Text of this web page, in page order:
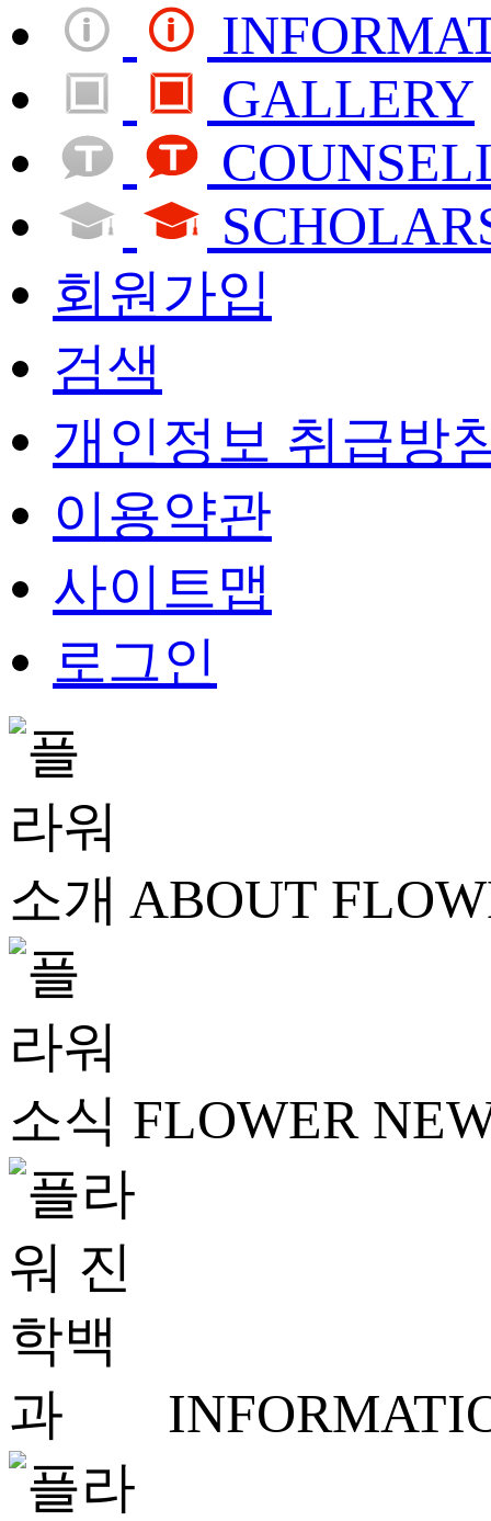
GALLERY
회원가입
검색
개인정보 취급방
이용약관
사이트맵
로그인
ABOUT
FLOWER